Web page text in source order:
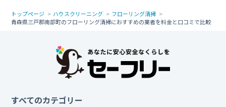
トップページ ハウスクリーニング
フローリング清掃
青森県三戸郡南部町のフローリング清掃におすすめの業者を料金と口コミで比較
すべてのカテゴリー